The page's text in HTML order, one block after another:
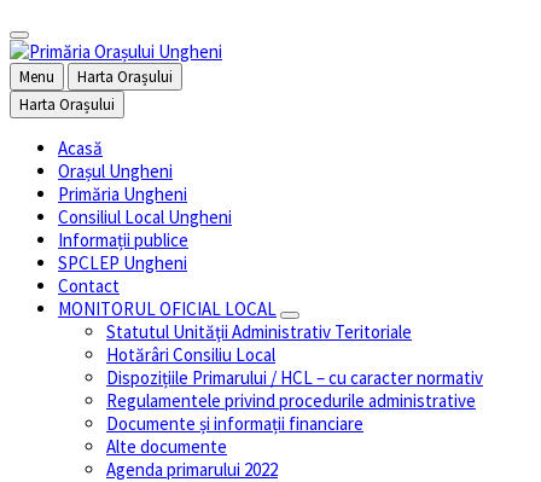
Menu
Harta Orașului
Harta Orașului
Acasă
Orașul Ungheni
Primăria Ungheni
Consiliul Local Ungheni
Informații publice
SPCLEP Ungheni
Contact
MONITORUL OFICIAL LOCAL
Statutul Unităţii Administrativ Teritoriale
Hotărâri Consiliu Local
Dispozițiile Primarului / HCL – cu caracter normativ
Regulamentele privind procedurile administrative
Documente și informații financiare
Alte documente
Agenda primarului 2022